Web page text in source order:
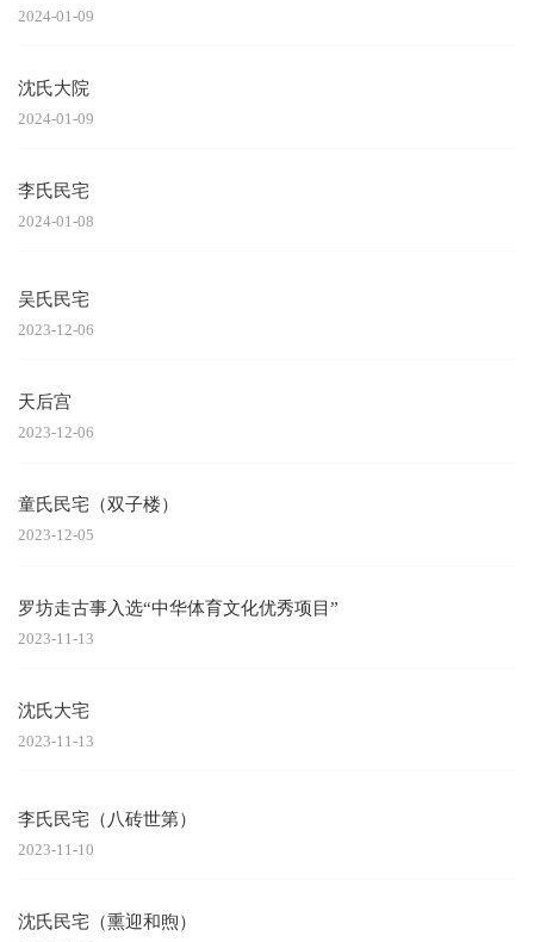
2024-01-09
沈氏大院
2024-01-09
李氏民宅
2024-01-08
吴氏民宅
2023-12-06
天后宫
2023-12-06
童氏民宅（双子楼）
2023-12-05
罗坊走古事入选“中华体育文化优秀项目”
2023-11-13
沈氏大宅
2023-11-13
李氏民宅（八砖世第）
2023-11-10
沈氏民宅（熏迎和煦）